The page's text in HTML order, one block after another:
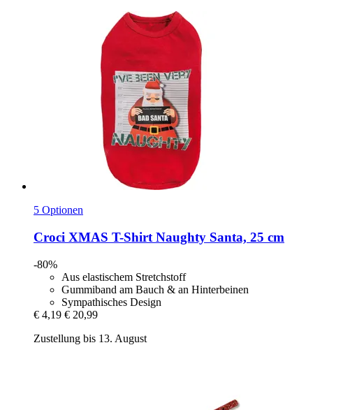
5 Optionen
Croci XMAS T-​Shirt Naughty Santa, 25 cm
-80%
Aus elastischem Stretchstoff
Gummiband am Bauch & an Hinterbeinen
Sympathisches Design
€ 4,19 € 20,99
Zustellung bis 13. August